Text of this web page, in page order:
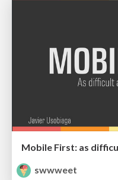
Mobile First: as
swwweet